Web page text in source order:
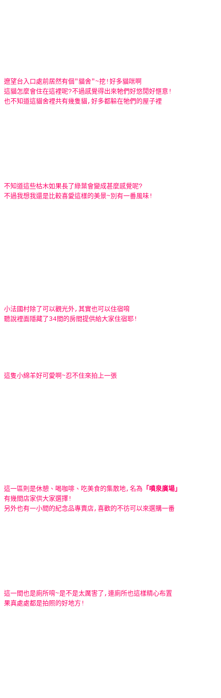
遼望台入口處前居然有個"貓舍"~挖!好多貓咪啊
這貓怎麼會住在這裡呢?不過感覺得出來牠們好悠閒好愜意!
也不知道這貓舍裡共有幾隻貓,好多都躲在牠們的屋子裡
不知道這些枯木如果長了綠葉會變成甚麼感覺呢?
不過我想我還是比較喜愛這樣的美景~別有一番風味!
小法國村除了可以觀光外,其實也可以住宿唷
聽說裡面隱藏了34間的房間提供給大家住宿耶!
這隻小綿羊好可愛啊~忍不住來拍上一張
這一區則是休憩、喝咖啡、吃美食的集散地,名為 「噴泉廣場」
有幾間店家供大家選擇!
另外也有一小間的紀念品專賣店,喜歡的不彷可以來選購一番
這一間也是廁所唷~是不是太厲害了,連廁所也這樣精心布置
果真處處都是拍照的好地方!